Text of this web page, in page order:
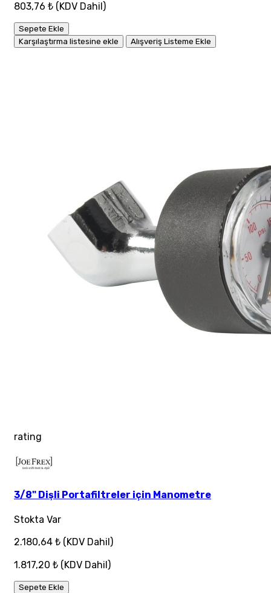
803,76 ₺ (KDV Dahil)
Sepete Ekle
Karşılaştırma listesine ekle
Alışveriş Listeme Ekle
rating
3/8" Dişli Portafiltreler için Manometre
Stokta Var
2.180,64 ₺ (KDV Dahil)
1.817,20 ₺ (KDV Dahil)
Sepete Ekle